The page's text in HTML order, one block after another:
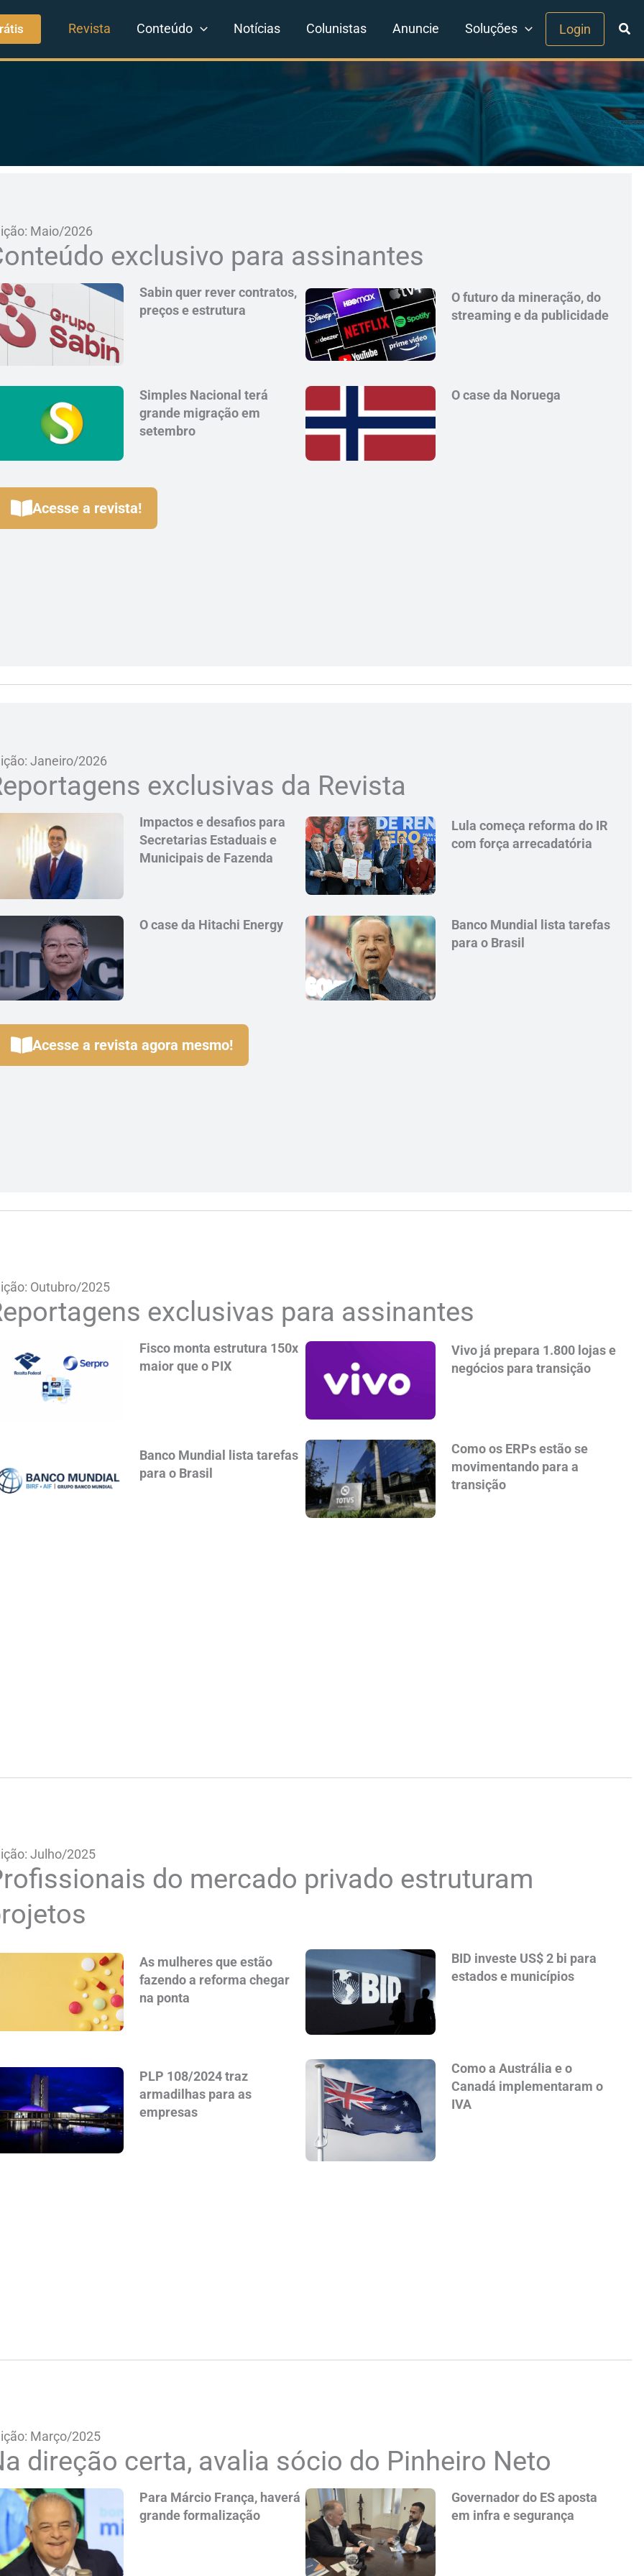
Revista Conteúdo Notícias Colunistas Anuncie Soluções Login
Maio/2026
exclusivo para assinantes
Sabin quer rever contratos,
preços e estrutura
O futuro da mineração, do
streaming e da publicidade
Simples Nacional terá
grande migração em
setembro
O case da Noruega
Acesse a revista!
Janeiro/2026
exclusivas da Revista
Impactos e desafios para
Secretarias Estaduais e
Municipais de Fazenda
Lula começa reforma do IR
com força arrecadatória
O case da Hitachi Energy
Banco Mundial lista tarefas
para o Brasil
Acesse a revista agora mesmo!
Outubro/2025
exclusivas para assinantes
Fisco monta estrutura 150x
maior que o PIX
Vivo já prepara 1.800 lojas e
negócios para transição
Banco Mundial lista tarefas
para o Brasil
Como os ERPs estão se
movimentando para a
transição
Julho/2025
do mercado privado estruturam
As mulheres que estão
fazendo a reforma chegar
na ponta
BID investe US$ 2 bi para
estados e municípios
PLP 108/2024 traz
armadilhas para as
empresas
Como a Austrália e o
Canadá implementaram o
IVA
Março/2025
direção certa, avalia sócio do Pinheiro Neto
Para Márcio França, haverá
grande formalização
Governador do ES aposta
em infra e segurança